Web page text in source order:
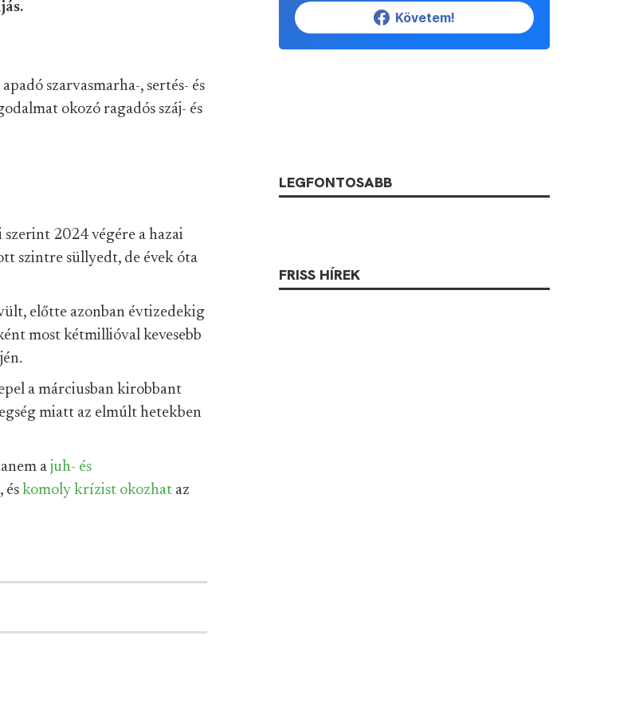
szarvasmarha-, sertés- és
okozó ragadós száj- és
2024 végére a hazai
szintre süllyedt, de évek óta
előtte azonban évtizedekig
most kétmillióval kevesebb
a márciusban kirobbant
miatt az elmúlt hetekben
a juh- és
éskomoly krízist okozhat az
Követem!
LEGFONTOSABB
FRISS HÍREK